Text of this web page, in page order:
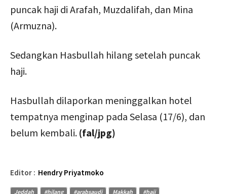
puncak haji di Arafah, Muzdalifah, dan Mina
(Armuzna).
Sedangkan Hasbullah hilang setelah puncak
haji.
Hasbullah dilaporkan meninggalkan hotel
tempatnya menginap pada Selasa (17/6), dan
belum kembali. (fal/jpg)
Editor : Hendry Priyatmoko
Jeddah #hilang #arabsaudi Makkah #haji